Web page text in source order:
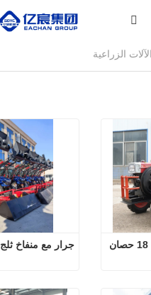
جرار مع منفاخ ثلج